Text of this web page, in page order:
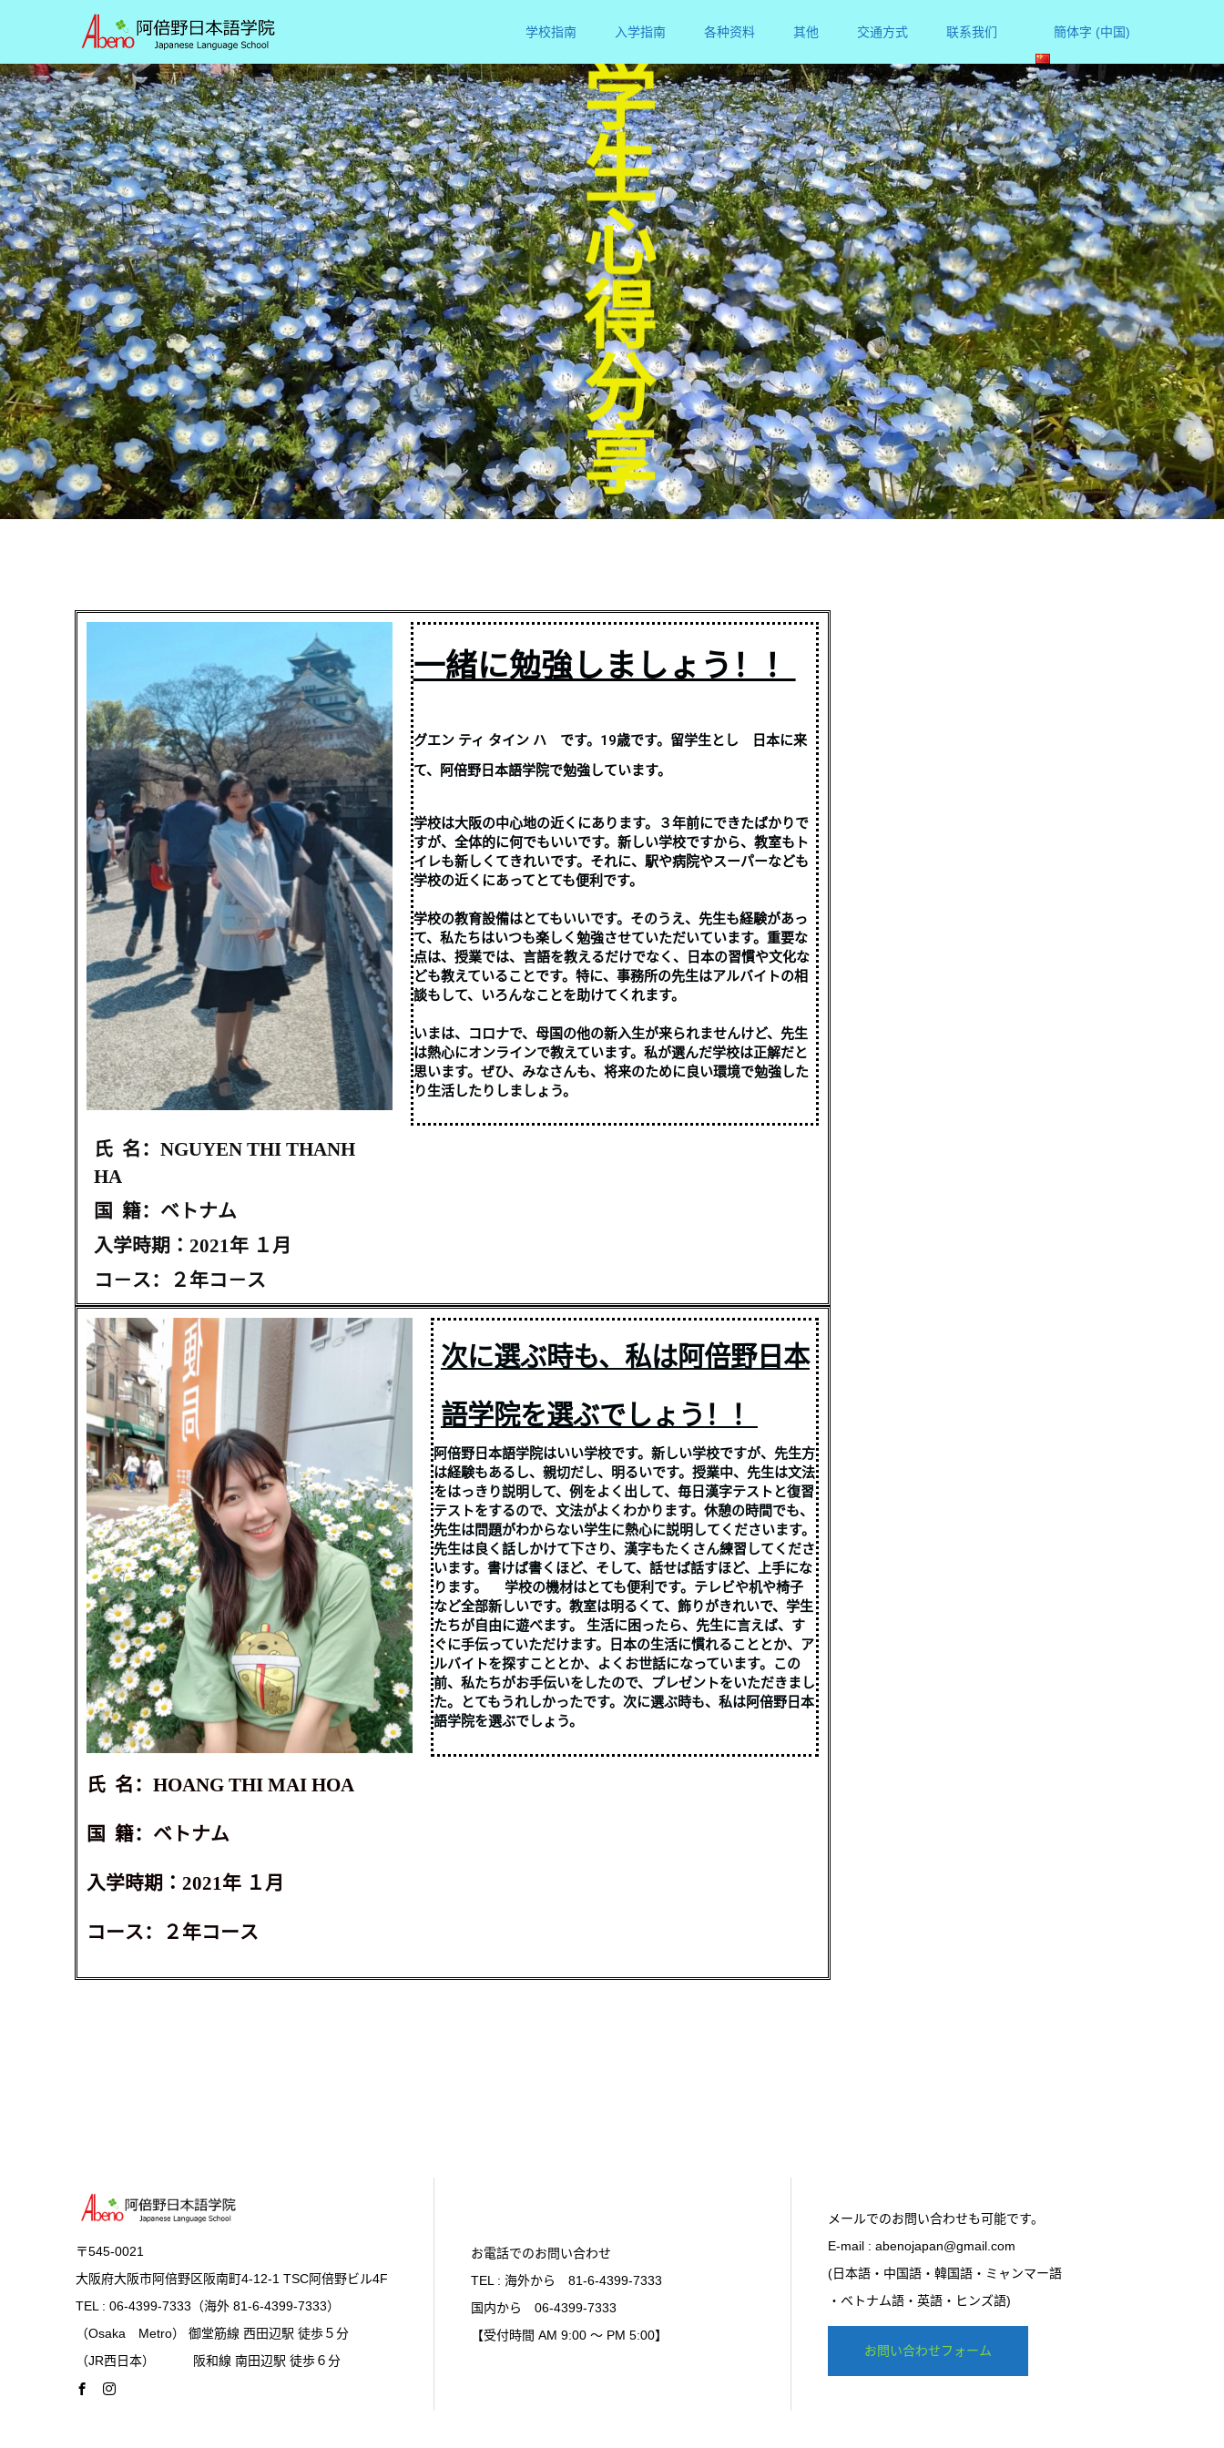
学校指南 入学指南 各种资料 其他 交通方式 联系我们 簡体字 (中国)
学生心得分享
氏 名： NGUYEN THI THANH
HA
国 籍：ベトナム
入学時期： 2021年 １月
コ－ス：２年コ－ス
一緒に勉強しましょう！！
グエン ティ タイン ハ です。19歳です。留学生とし 日本に来
て、阿倍野日本語学院で勉強しています。
学校は大阪の中心地の近くにあります。３年前にできたばかりで
すが、全体的に何でもいいです。新しい学校ですから、教室もト
イレも新しくてきれいです。それに、駅や病院やスーパーなども
学校の近くにあってとても便利です。
学校の教育設備はとてもいいです。そのうえ、先生も経験があっ
て、私たちはいつも楽しく勉強させていただいています。重要な
点は、授業では、言語を教えるだけでなく、日本の習慣や文化な
ども教えていることです。特に、事務所の先生はアルバイトの相
談もして、いろんなことを助けてくれます。
いまは、コロナで、母国の他の新入生が来られませんけど、先生
は熱心にオンラインで教えています。私が選んだ学校は正解だと
思います。ぜひ、みなさんも、将来のために良い環境で勉強した
り生活したりしましょう。
氏 名： HOANG THI MAI HOA
国 籍：ベトナム
入学時期： 2021年 １月
コース：２年コース
次に選ぶ時も、私は阿倍野日本
語学院を選ぶでしょう ！！
阿倍野日本語学院はいい学校です。新しい学校ですが、先生方
は経験もあるし、親切だし、明るいです。授業中、先生は文法
をはっきり説明して、例をよく出して、毎日漢字テストと復習
テストをするので、文法がよくわかります。休憩の時間でも、
先生は問題がわからない学生に熱心に説明してくださいます。
先生は良く話しかけて下さり、漢字もたくさん練習してくださ
います。書けば書くほど、そして、話せば話すほど、上手にな
ります。 学校の機材はとても便利です。テレビや机や椅子
など全部新しいです。教室は明るくて、飾りがきれいで、学生
たちが自由に遊べます。 生活に困ったら、先生に言えば、す
ぐに手伝っていただけます。日本の生活に慣れることとか、ア
ルバイトを探すこととか、よくお世話になっています。この
前、私たちがお手伝いをしたので、プレゼントをいただきまし
た。とてもうれしかったです。次に選ぶ時も、私は阿倍野日本
語学院を選ぶでしょう。
〒545-0021
大阪府大阪市阿倍野区阪南町4-12-1 TSC阿倍野ビル4F
TEL : 06-4399-7333（海外 81-6-4399-7333）
（Osaka Metro） 御堂筋線 西田辺駅 徒歩５分
（JR西日本） 阪和線 南田辺駅 徒歩６分
お電話でのお問い合わせ
TEL : 海外から 81-6-4399-7333
国内から 06-4399-7333
【受付時間 AM 9:00 〜 PM 5:00】
メールでのお問い合わせも可能です。
E-mail : abenojapan@gmail.com
(日本語・中国語・韓国語・ミャンマー語
・ベトナム語・英語・ヒンズ語)
お問い合わせフォーム